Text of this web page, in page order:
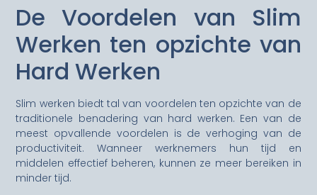
De Voordelen van Slim
Werken ten opzichte van
Hard Werken
Slim werken biedt tal van voordelen ten opzichte van de
traditionele benadering van hard werken. Een van de
meest opvallende voordelen is de verhoging van de
productiviteit. Wanneer werknemers hun tijd en
middelen effectief beheren, kunnen ze meer bereiken in
minder tijd.